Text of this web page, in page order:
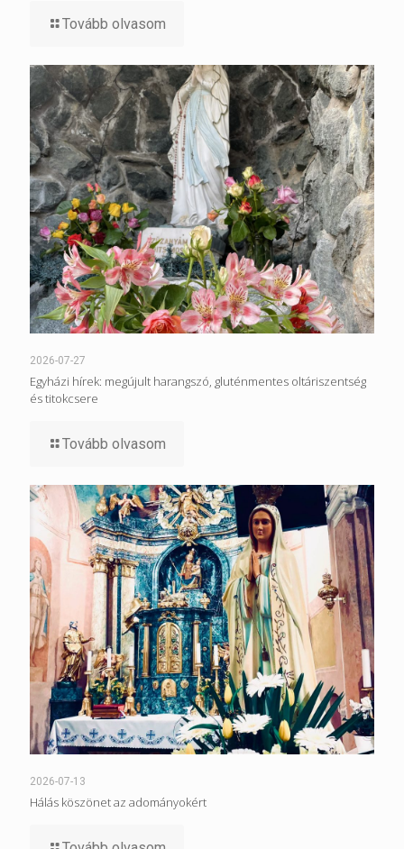
Tovább olvasom
2026-07-27
Egyházi hírek: megújult harangszó, gluténmentes oltáriszentség
és titokcsere
Tovább olvasom
2026-07-13
Hálás köszönet az adományokért